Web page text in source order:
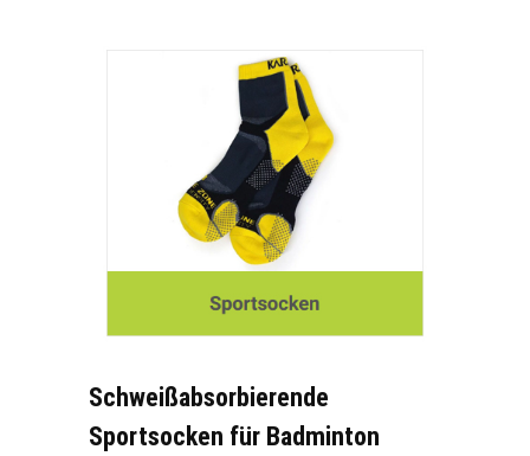
Schweißabsorbierende
Sportsocken für Badminton